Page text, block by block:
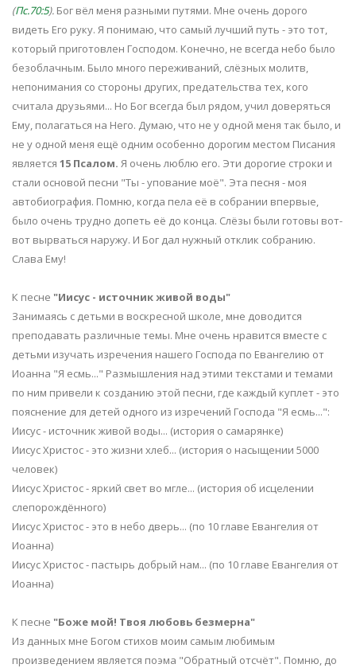
(Пс.70:5). Бог вёл меня разными путями. Мне очень дорого
видеть Его руку. Я понимаю, что самый лучший путь - это тот,
который приготовлен Господом. Конечно, не всегда небо было
безоблачным. Было много переживаний, слёзных молитв,
непонимания со стороны других, предательства тех, кого
считала друзьями... Но Бог всегда был рядом, учил доверяться
Ему, полагаться на Него. Думаю, что не у одной меня так было, и
не у одной меня ещё одним особенно дорогим местом Писания
является 15 Псалом. Я очень люблю его. Эти дорогие строки и
стали основой песни "Ты - упование моё". Эта песня - моя
автобиография. Помню, когда пела её в собрании впервые,
было очень трудно допеть её до конца. Слёзы были готовы вот-
вот вырваться наружу. И Бог дал нужный отклик собранию.
Слава Ему!
К песне "Иисус - источник живой воды"
Занимаясь с детьми в воскресной школе, мне доводится
преподавать различные темы. Мне очень нравится вместе с
детьми изучать изречения нашего Господа по Евангелию от
Иоанна "Я есмь..." Размышления над этими текстами и темами
по ним привели к созданию этой песни, где каждый куплет - это
пояснение для детей одного из изречений Господа "Я есмь...":
Иисус - источник живой воды... (история о самарянке)
Иисус Христос - это жизни хлеб... (история о насыщении 5000
человек)
Иисус Христос - яркий свет во мгле... (история об исцелении
слепорождённого)
Иисус Христос - это в небо дверь... (по 10 главе Евангелия от
Иоанна)
Иисус Христос - пастырь добрый нам... (по 10 главе Евангелия от
Иоанна)
К песне "Боже мой! Твоя любовь безмерна"
Из данных мне Богом стихов моим самым любимым
произведением является поэма "Обратный отсчёт". Помню, до